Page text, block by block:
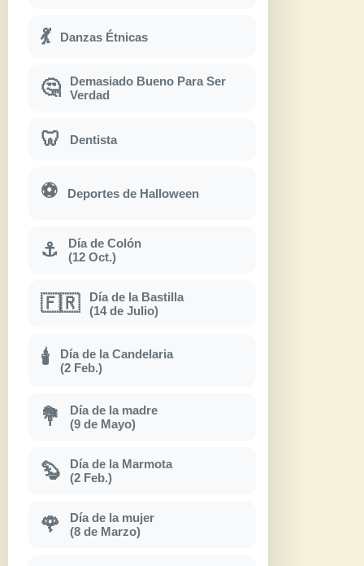
💃 Danzas Étnicas
🤔
Demasiado Bueno Para Ser
Verdad
🦷 Dentista
⚽ Deportes de Halloween
⚓
Día de Colón
(12 Oct.)
🇫🇷
Día de la Bastilla
(14 de Julio)
🕯
Día de la Candelaria
(2 Feb.)
💐
Día de la madre
(9 de Mayo)
🦫
Día de la Marmota
(2 Feb.)
🌹
Día de la mujer
(8 de Marzo)